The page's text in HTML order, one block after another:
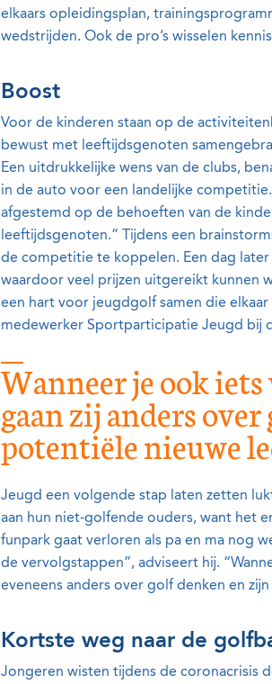
elkaars opleidingsplan,
wedstrijden. Ook de pro’s wisselen
Boost
Voor de kinderen staan op de
bewust met leeftijdsgenoten
Een uitdrukkelijke wens van de clubs,
in de auto voor een landelijke
afgestemd op de behoeften van de
leeftijdsgenoten.” Tijdens een
de competitie te koppelen. Een dag
waardoor veel prijzen uitgereikt kunnen
een hart voor jeugdgolf samen die
medewerker Sportparticipatie Jeugd bij
Wanneer je ook
gaan zij anders
potentiële nieuwe
Jeugd een volgende stap laten zetten
aan hun niet-golfende ouders, want het
funpark gaat verloren als pa en ma nog
de vervolgstappen”, adviseert hij.
eveneens anders over golf denken en
Kortste weg naar de
Jongeren wisten tijdens de coronacrisis